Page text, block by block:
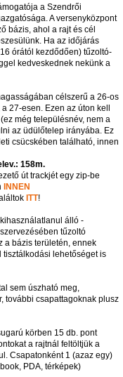
a Szendrői
A versenyközpont
bázis, ahol a rajt és cél
Ha az időjárás
órától kezdődően) tűzoltó-
kedveskednek nekünk a
célszerű a 26-os
27-esen. Ezen az úton kell
még településnév, nem a
az üdülőtelep irányába. Ez
csücskében található, innen
158m.
út trackjét egy zip-be
INNEN
ITT!
álló -
tűzoltó
a bázis területén, ennek
tisztálkodási lehetőséget is
sem úszható meg,
további csapattagoknak plusz
körben 15 db. pont
a rajtnál feltöltjük a
Csapatonként 1 (azaz egy)
PDA, térképek)